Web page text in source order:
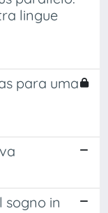
lingue
para uma
sogno in